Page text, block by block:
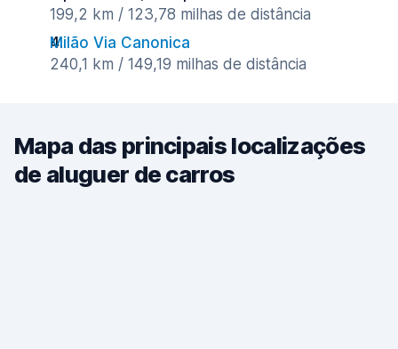
199,2 km / 123,78 milhas de distância
Milão Via Canonica
240,1 km / 149,19 milhas de distância
Mapa das principais localizações
de aluguer de carros